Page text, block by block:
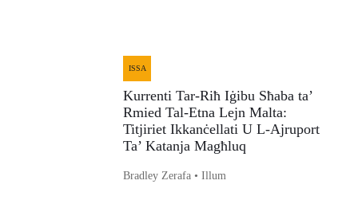
ISSA
Kurrenti Tar-Riħ Iġibu Sħaba ta’
Rmied Tal-Etna Lejn Malta:
Titjiriet Ikkanċellati U L-Ajruport
Ta’ Katanja Magħluq
Bradley Zerafa • Illum